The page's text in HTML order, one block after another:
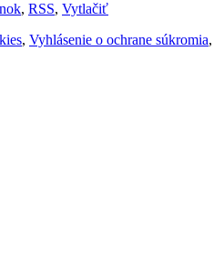
, RSS, Vytlačiť
, Vyhlásenie o ochrane súkromia,